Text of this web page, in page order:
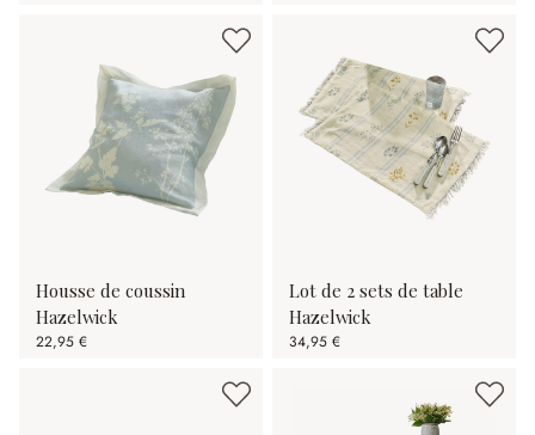
Housse de coussin
Hazelwick
22,95 €
Lot de 2 sets de table
Hazelwick
34,95 €